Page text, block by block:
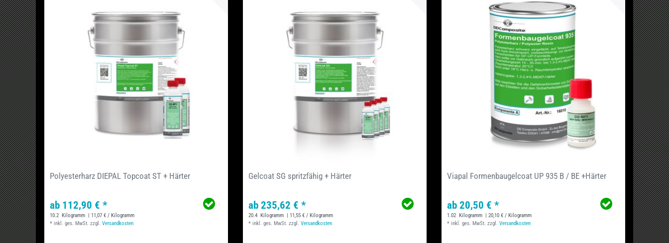
Polyesterharz DIEPAL Topcoat ST + Härter
ab 112,90 € *
10.2 Kilogramm | 11,07 € / Kilogramm
*inkl. ges. MwSt. zzgl.Versandkosten
Gelcoat SG spritzfähig + Härter
ab 235,62 € *
20.4 Kilogramm | 11,55 € / Kilogramm
*inkl. ges. MwSt. zzgl.Versandkosten
Viapal Formenbaugelcoat UP 935 B / BE +Härter
ab 20,50 € *
1.02 Kilogramm | 20,10 € / Kilogramm
*inkl. ges. MwSt. zzgl.Versandkosten